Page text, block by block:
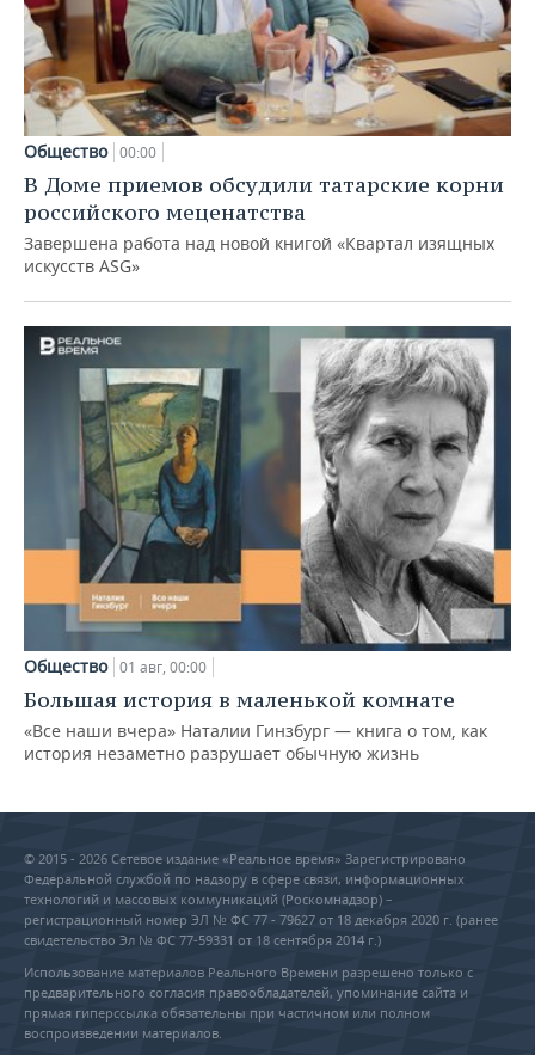
Общество 00:00
В Доме приемов обсудили татарские корни
российского меценатства
Завершена работа над новой книгой «Квартал изящных
искусств ASG»
Общество 01 авг, 00:00
Большая история в маленькой комнате
«Все наши вчера» Наталии Гинзбург — книга о том, как
история незаметно разрушает обычную жизнь
© 2015 - 2026 Сетевое издание «Реальное время» Зарегистрировано
Федеральной службой по надзору в сфере связи, информационных
технологий и массовых коммуникаций (Роскомнадзор) –
регистрационный номер ЭЛ № ФС 77 - 79627 от 18 декабря 2020 г. (ранее
свидетельство Эл № ФС 77-59331 от 18 сентября 2014 г.)
Использование материалов Реального Времени разрешено только с
предварительного согласия правообладателей, упоминание сайта и
прямая гиперссылка обязательны при частичном или полном
воспроизведении материалов.